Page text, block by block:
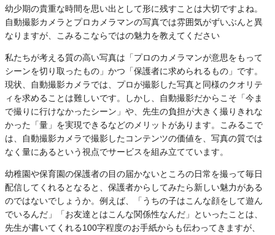
幼少期の貴重な時間を思い出として形に残すことは大切ですよね。
自動撮影カメラとプロカメラマンの写真では雰囲気がずいぶんと異
なりますが、こみるこならではの魅力を教えてください
私たちが考える質の高い写真は「プロのカメラマンが意思をもって
シーンを切り取ったもの」かつ「保護者に求められるもの」です。
現状、自動撮影カメラでは、プロが撮影した写真と同様のクオリテ
ィを求めることは難しいです。しかし、自動撮影だからこそ「今ま
で撮りに行けなかったシーン」や、先生の負担が大きく撮りきれな
かった「量」を実現できるなどのメリットがあります。こみるこで
は、自動撮影カメラで撮影したコンテンツの価値を、写真の質では
なく量にあるという視点でサービスを組み立てています。
幼稚園や保育園の保護者の目の届かないところの日常を撮って毎日
配信してくれるとなると、保護者からしてみたら新しい魅力がある
のではないでしょうか。例えば、「うちの子はこんな顔をして遊ん
でいるんだ」「お友達とはこんな関係性なんだ」といったことは、
先生が書いてくれる100字程度のお手紙からも伝わってきますが、